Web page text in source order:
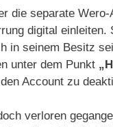
i
d
die separate
digital einleiten.
in seinem Besitz
unter dem Punkt
Account zu
verloren